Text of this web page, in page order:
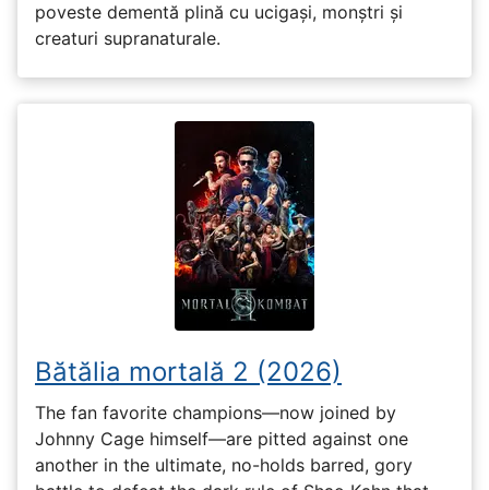
poveste dementă plină cu ucigași, monștri și
creaturi supranaturale.
Bătălia mortală 2 (2026)
The fan favorite champions—now joined by
Johnny Cage himself—are pitted against one
another in the ultimate, no-holds barred, gory